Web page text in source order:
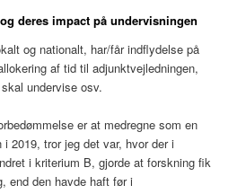
deres impact på undervisningen
og nationalt, har/får indflydelse på
af tid til adjunktvejledningen,
undervise osv.
er at medregne som en
2019, tror jeg det var, hvor der i
i kriterium B, gjorde at forskning fik
end den havde haft før i